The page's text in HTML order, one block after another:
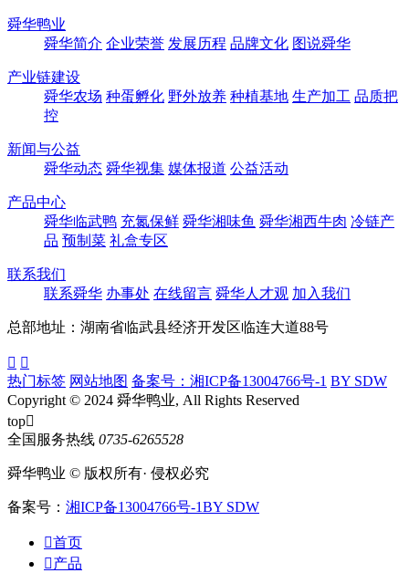
舜华鸭业
舜华简介 企业荣誉 发展历程 品牌文化 图说舜华
产业链建设
舜华农场 种蛋孵化 野外放养 种植基地 生产加工 品质把
控
新闻与公益
舜华动态 舜华视集 媒体报道 公益活动
产品中心
舜华临武鸭 充氮保鲜 舜华湘味鱼 舜华湘西牛肉 冷链产
品 预制菜 礼盒专区
联系我们
联系舜华 办事处 在线留言 舜华人才观 加入我们
总部地址：湖南省临武县经济开发区临连大道88号
 
热门标签 网站地图 备案号：湘ICP备13004766号-1 BY SDW
Copyright © 2024 舜华鸭业, All Rights Reserved
top
全国服务热线 0735-6265528
舜华鸭业 © 版权所有· 侵权必究
备案号： 湘ICP备13004766号-1BY SDW
首页
产品